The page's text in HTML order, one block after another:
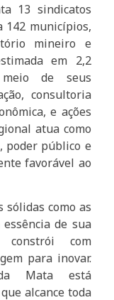
13 sindicatos
142 municípios,
mineiro e
em 2,2
de seus
consultoria
e ações
atua como
poder público e
favorável ao
sólidas como as
de sua
constrói com
para inovar.
Mata está
alcance toda